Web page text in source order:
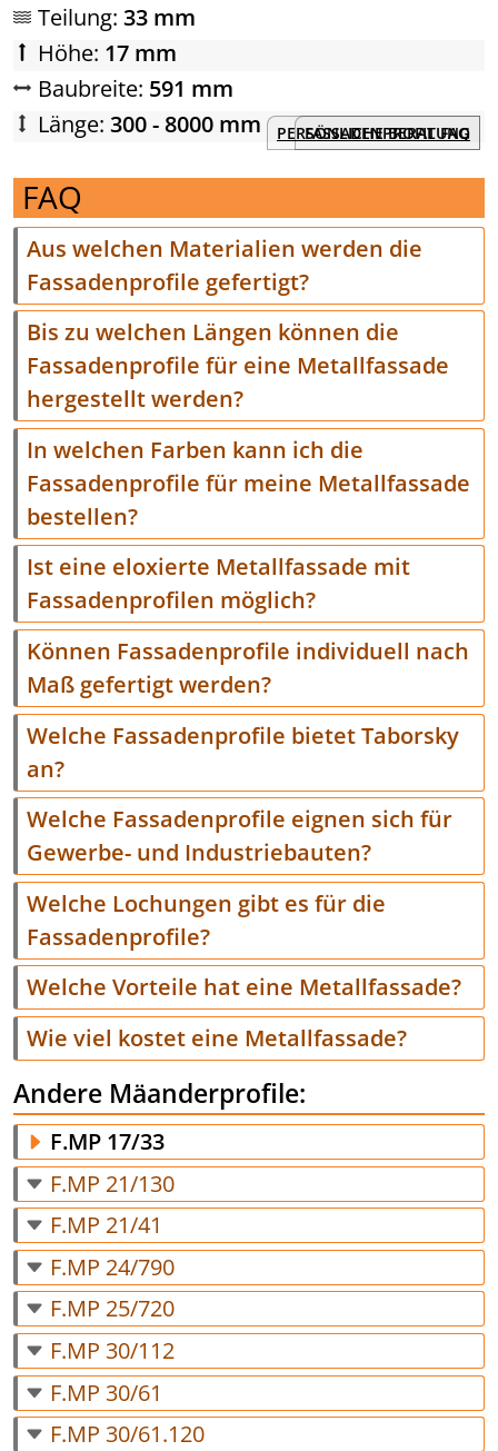
Teilung:33 mm
Höhe: 17 mm
Baubreite: 591 mm
Länge:300 - 8000 mm FASSADENPROFIL FAQ
PERSÖNLICHE BERATUNG
FAQ
Aus welchen Materialien werden die
Fassadenprofile gefertigt?
Bis zu welchen Längen können die
Fassadenprofile für eine Metallfassade
hergestellt werden?
In welchen Farben kann ich die
Fassadenprofile für meine Metallfassade
bestellen?
Ist eine eloxierte Metallfassade mit
Fassadenprofilen möglich?
Können Fassadenprofile individuell nach
Maß gefertigt werden?
Welche Fassadenprofile bietet Taborsky
an?
Welche Fassadenprofile eignen sich für
Gewerbe- und Industriebauten?
Welche Lochungen gibt es für die
Fassadenprofile?
Welche Vorteile hat eine Metallfassade?
Wie viel kostet eine Metallfassade?
Andere Mäanderprofile:
F.MP 17/33
F.MP 21/130
F.MP 21/41
F.MP 24/790
F.MP 25/720
F.MP 30/112
F.MP 30/61
F.MP 30/61.120